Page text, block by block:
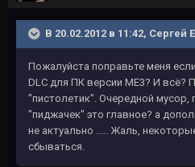
В 20.02.2012 в 11:42, Сергей
Пожалуйста поправьте меня
DLC для ПК версии ME3? И всё?
"пистолетик". Очередной мусор,
"пиджачек" это главное? а
не актуально ..... Жаль,
сбываться.